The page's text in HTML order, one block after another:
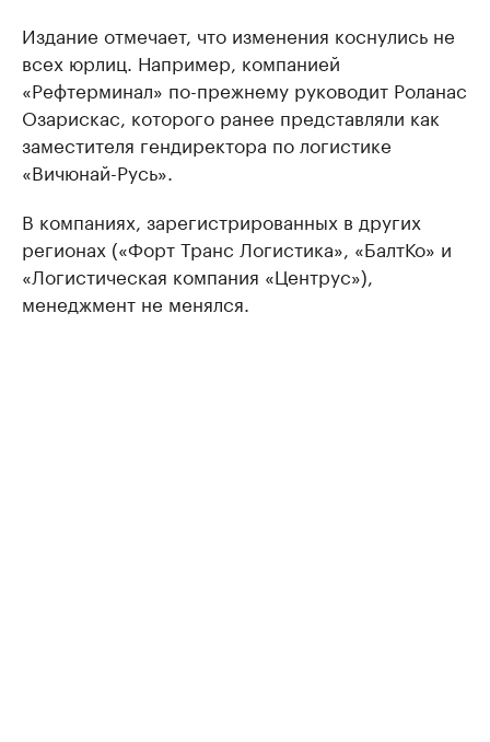
Издание отмечает, что изменения коснулись не
всех юрлиц. Например, компанией
«Рефтерминал» по-прежнему руководит Роланас
Озарискас, которого ранее представляли как
заместителя гендиректора по логистике
«Вичюнай-Русь».
В компаниях, зарегистрированных в других
регионах («Форт Транс Логистика», «БалтКо» и
«Логистическая компания «Центрус»),
менеджмент не менялся.